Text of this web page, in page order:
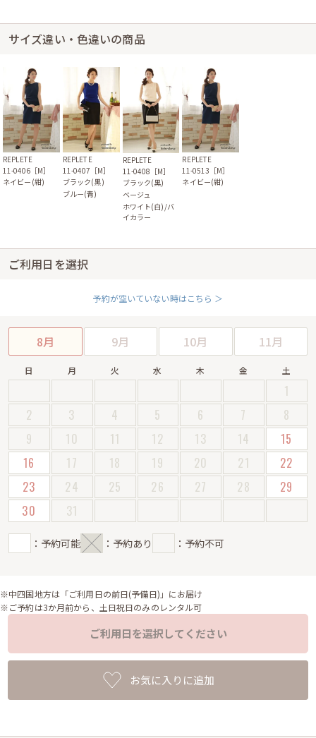
サイズ違い・色違いの商品
REPLETE
11-0406［M］
ネイビー(紺)
REPLETE
11-0407［M］
ブラック(黒)
ブルー(青)
REPLETE
11-0408［M］
ブラック(黒)
ベージュ
ホワイト(白)/バ
イカラー
REPLETE
11-0513［M］
ネイビー(紺)
ご利用日を選択
予約が空いていない時はこちら ＞
8月 9月 10月 11月
日 月 火 水 木 金 土
1
2
3 4 5 6 7
8
9
10 11 12 13 14
15
16
17 18 19 20 21
22
23
24 25 26 27 28
29
30
31
：予約可能 ：予約あり ：予約不可
※中四国地方は「ご利用日の前日(予備日)」にお届け
※ご予約は3か月前から、土日祝日のみのレンタル可
ご利用日を選択してください
お気に入りに追加